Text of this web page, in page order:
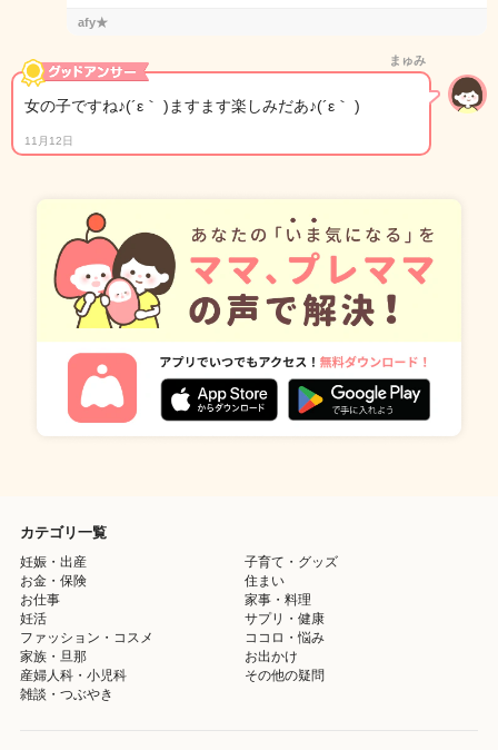
afy★
まゅみ
女の子ですね♪(´ε｀ )ますます楽しみだあ♪(´ε｀ )
11月12日
カテゴリ一覧
妊娠・出産
子育て・グッズ
お金・保険
住まい
お仕事
家事・料理
妊活
サプリ・健康
ファッション・コスメ
ココロ・悩み
家族・旦那
お出かけ
産婦人科・小児科
その他の疑問
雑談・つぶやき